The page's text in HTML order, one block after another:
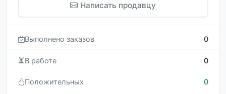
Написать продавцу
Выполнено заказов 0
В работе 0
Положительных 0